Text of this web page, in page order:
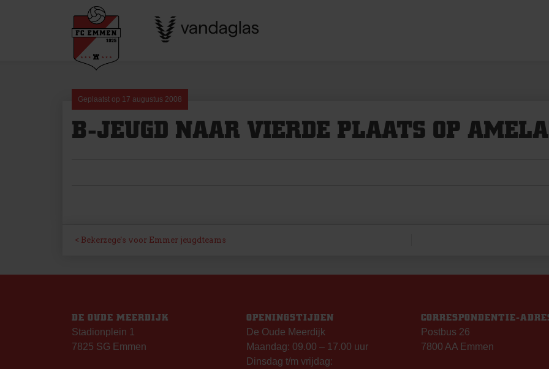
Geplaatst op 17 augustus 2008
B-JEUGD NAAR VIERDE PLAATS OP
BERICHT
NAVIGATIE
Bekerzege's voor Emmer jeugdteams
DE OUDE MEERDIJK
Stadionplein 1
7825 SG Emmen
OPENINGSTIJDEN
De Oude Meerdijk
Maandag: 09.00 – 17.00 uur
Dinsdag t/m vrijdag:
CORRESPONDENTIE-
Postbus 26
7800 AA Emmen